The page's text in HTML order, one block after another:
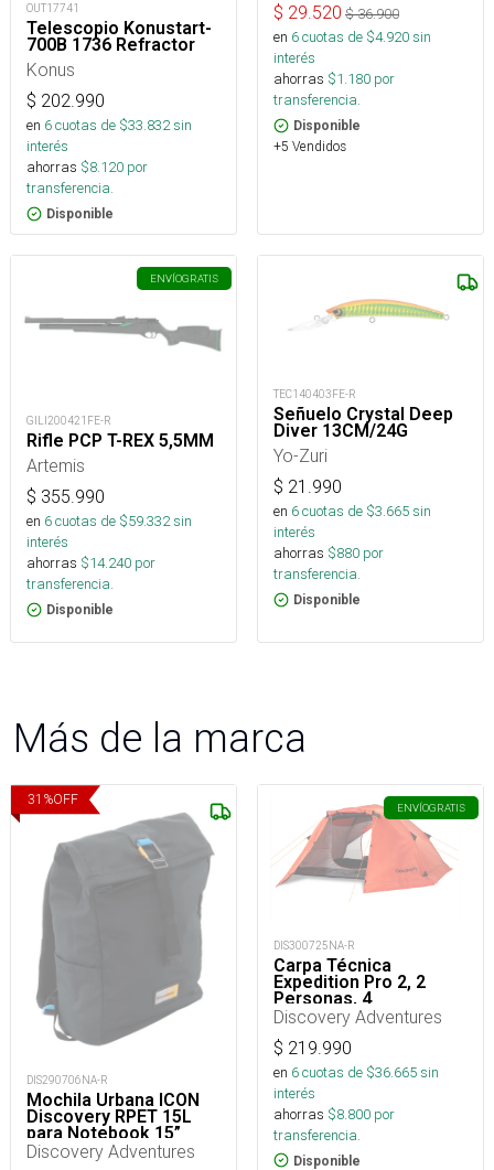
OUT17741
Telescopio Konustart-
700B 1736 Refractor
Konus
$ 202.990
en 6cuotas de $33.832sin
interés
ahorras $8.120 por
transferencia.
Disponible
$ 29.520 $36.900
en 6cuotas de $4.920sin
interés
ahorras $1.180 por
transferencia.
Disponible
+5 Vendidos
ENVÍOGRATIS
GILI200421FE-R
Rifle PCP T-REX 5,5MM
Artemis
$ 355.990
en 6cuotas de $59.332sin
interés
ahorras $14.240 por
transferencia.
Disponible
TEC140403FE-R
Señuelo Crystal Deep
Diver 13CM/24G
Yo-Zuri
$ 21.990
en 6cuotas de $3.665sin
interés
ahorras $880 por
transferencia.
Disponible
Más de la marca
31 %OFF
DIS290706NA-R
Mochila Urbana ICON
Discovery RPET 15L
para Notebook 15”
Discovery Adventures
ENVÍOGRATIS
DIS300725NA-R
Carpa Técnica
Expedition Pro 2, 2
Personas, 4
Estaciones 5000mm
Discovery Adventures
$ 219.990
en 6cuotas de $36.665sin
interés
ahorras $8.800 por
transferencia.
Disponible